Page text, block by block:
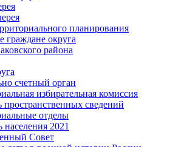
планирования
граждане округа
района
счетный орган
избирательная комиссия
пространственных сведений
отделы
населения 2021
Совет